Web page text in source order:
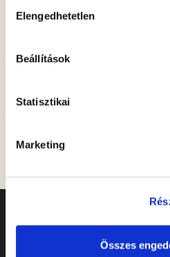
kiválasztása
Elengedhetetlen
Beállítások
Statisztikai
Marketing
Összes
eredményei
Asztal Lovagrenddel